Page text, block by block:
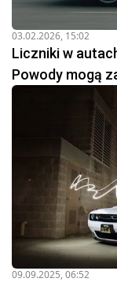
03.02.2026, 15:02
Liczniki w
Powody mogą
09.09.2025, 06:52